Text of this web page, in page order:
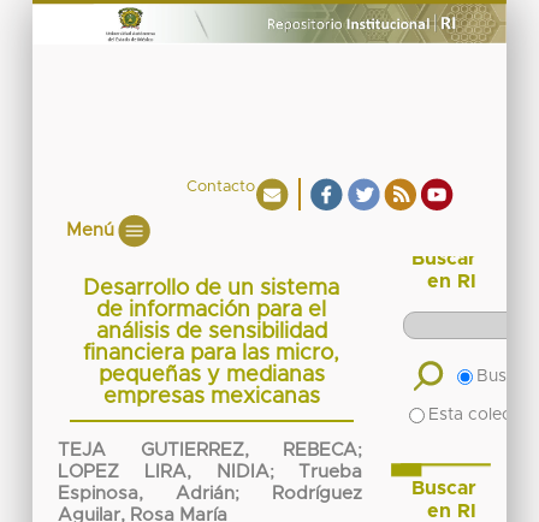
Contacto
Menú
Desarrollo de un sistema
de información para el
análisis de sensibilidad
financiera para las micro,
pequeñas y medianas
empresas mexicanas
TEJA GUTIERREZ, REBECA;
LOPEZ LIRA, NIDIA;
Trueba
Espinosa, Adrián;
Rodríguez
Aguilar, Rosa María
Buscar
en RI
Buscar
Esta
Buscar
en RI